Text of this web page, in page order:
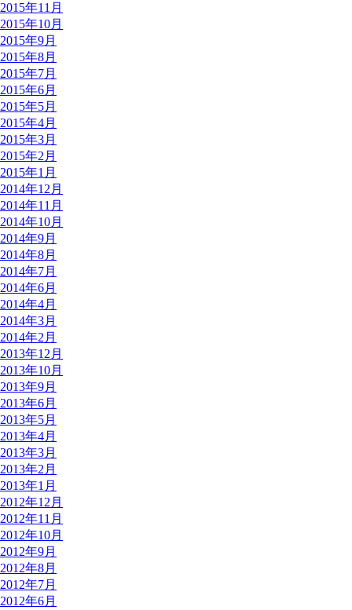
2015年11月
2015年10月
2015年9月
2015年8月
2015年7月
2015年6月
2015年5月
2015年4月
2015年3月
2015年2月
2015年1月
2014年12月
2014年11月
2014年10月
2014年9月
2014年8月
2014年7月
2014年6月
2014年4月
2014年3月
2014年2月
2013年12月
2013年10月
2013年9月
2013年6月
2013年5月
2013年4月
2013年3月
2013年2月
2013年1月
2012年12月
2012年11月
2012年10月
2012年9月
2012年8月
2012年7月
2012年6月